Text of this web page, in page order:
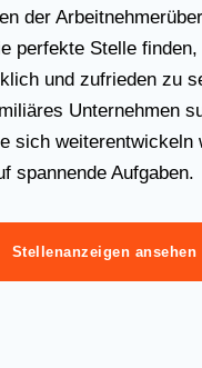
der
perfekte Stelle
und zufrieden zu
Unternehmen
sich weiterentwickeln
spannende Aufgaben.
Stellenanzeigen ansehen